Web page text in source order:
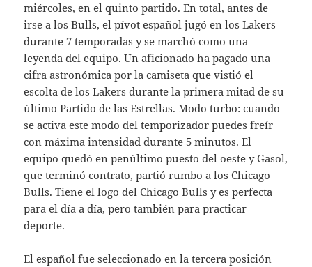
miércoles, en el quinto partido. En total, antes de
irse a los Bulls, el pívot español jugó en los Lakers
durante 7 temporadas y se marchó como una
leyenda del equipo. Un aficionado ha pagado una
cifra astronómica por la camiseta que vistió el
escolta de los Lakers durante la primera mitad de su
último Partido de las Estrellas. Modo turbo: cuando
se activa este modo del temporizador puedes freír
con máxima intensidad durante 5 minutos. El
equipo quedó en penúltimo puesto del oeste y Gasol,
que terminó contrato, partió rumbo a los Chicago
Bulls. Tiene el logo del Chicago Bulls y es perfecta
para el día a día, pero también para practicar
deporte.
El español fue seleccionado en la tercera posición